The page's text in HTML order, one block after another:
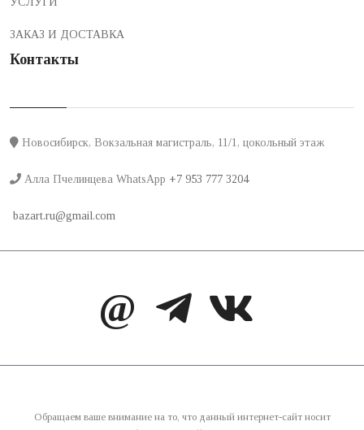
ЗАКАЗ И ДОСТАВКА
Контакты
Новосибирск, Вокзальная магистраль, 11/1, цокольный этаж
Алла Пчелинцева WhatsApp +7 953 777 3204
bazart.ru@gmail.com
@
Обращаем ваше внимание на то, что данный интернет-сайт носит